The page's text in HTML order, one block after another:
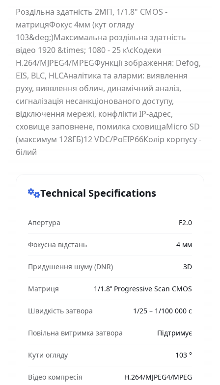
Роздільна здатність 2МП, 1/1.8" CMOS -
матрицяФокус 4мм (кут огляду
103&deg;)Максимальна роздільна здатність
відео 1920 &times; 1080 - 25 к\сКодеки
H.264/MJPEG4/MPEGФункції зображення: Defog,
EIS, BLC, HLCАналітика та аларми: виявлення
руху, виявлення облич, динамічний аналіз,
сигналізація несанкціонованого доступу,
відключення мережі, конфлікти IP-адрес,
сховище заповнене, помилка сховищаMicro SD
(максимум 128ГБ)12 VDC/PoEIP66Колір корпусу -
білий
Technical Specifications
Апертура F2.0
Фокусна відстань 4 мм
Придушення шуму (DNR) 3D
Матриця 1/1.8’’ Progressive Scan CMOS
Швидкість затвора 1/25 – 1/100 000 с
Повільна витримка затвора Підтримує
Кути огляду 103 °
Відео компресія H.264/MJPEG4/MPEG